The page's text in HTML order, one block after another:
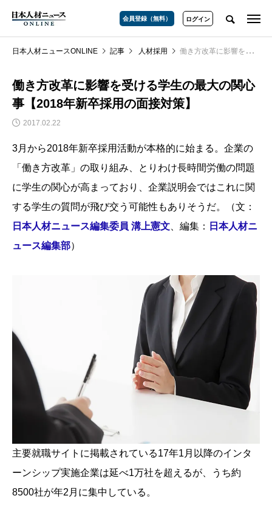
会員登録（無料） ログイン
日本人材ニュースONLINE 記事 人材採用 働き方改革に影響を受ける学生の最大の関心事【2018年新卒採用の面接対策】
働き方改革に影響を受ける学生の最大の関心
事【2018年新卒採用の面接対策】
2017.02.22
3月から2018年新卒採用活動が本格的に始まる。企業の
「働き方改革」の取り組み、とりわけ長時間労働の問題
に学生の関心が高まっており、企業説明会ではこれに関
する学生の質問が飛び交う可能性もありそうだ。（文：
日本人材ニュース編集委員 溝上憲文 、編集：
日本人材ニ
ュース編集部）
主要就職サイトに掲載されている17年1月以降のインタ
ーンシップ実施企業は延べ1万社を超えるが、うち約
8500社が年2月に集中している。